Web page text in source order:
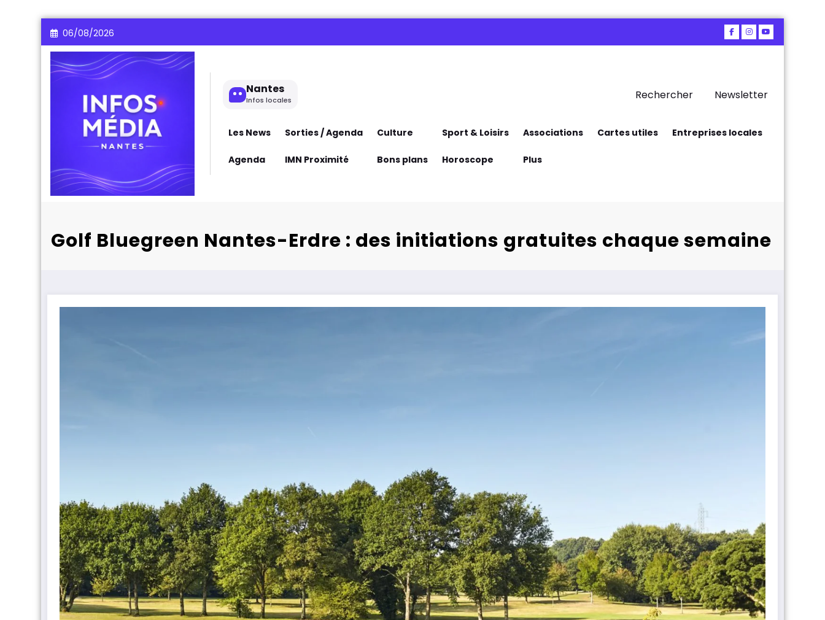
Aller
au
contenu
06/08/2026
Nantes
Infos locales Rechercher Newsletter
Les News Sorties / Agenda Culture Sport & Loisirs Associations Cartes utiles Entreprises locales
Agenda IMN Proximité Bons plans Horoscope Plus
Golf Bluegreen Nantes-Erdre : des initiations gratuites chaque semaine